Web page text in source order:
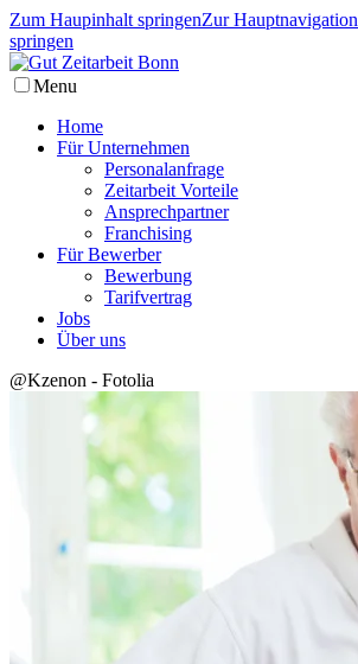
Zum Haupinhalt springenZur Hauptnavigation
springen
Menu
Home
Für Unternehmen
Personalanfrage
Zeitarbeit Vorteile
Ansprechpartner
Franchising
Für Bewerber
Bewerbung
Tarifvertrag
Jobs
Über uns
@Kzenon - Fotolia